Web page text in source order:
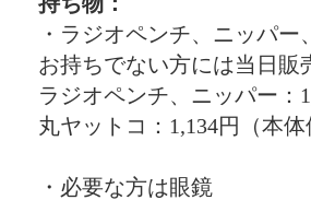
・ラジオペンチ、ニッパー
お持ちでない方には当日販
ラジオペンチ、ニッパー：
丸ヤットコ：1,134円（本体
・必要な方は眼鏡